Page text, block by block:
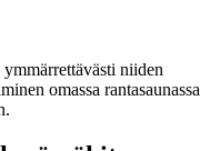
niiden
omassa rantasaunassa